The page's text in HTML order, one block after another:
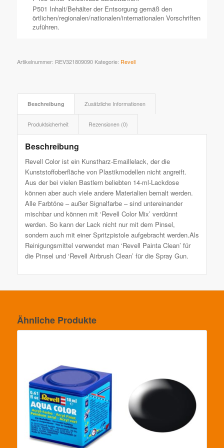
P501 Inhalt/Behälter der Entsorgung gemäß den
örtlichen/regionalen/nationalen/internationalen Vorschriften
zuführen.
Artikelnummer: REV321809090 Kategorie: Revell
Beschreibung Zusätzliche Informationen
Produktsicherheit Rezensionen (0)
Beschreibung
Revell Color ist ein Kunstharz-Emaillelack, der die
Kunststoffoberfläche von Plastikmodellen nicht angreift.
Aus der bei vielen Bastlern beliebten 14-ml-Lackdose
können aber auch viele andere Materialien bemalt werden.
Alle Farbtöne – außer Signalfarbe – sind untereinander
mischbar und können mit ‘Revell Color Mix’ verdünnt
werden. So kann der Lack nicht nur mit dem Pinsel,
sondern auch mit einer Spritzpistole aufgebracht werden.Als
Reinigungsmittel verwendet man ‘Revell Painta Clean’ für
die Pinsel und ‘Revell Airbrush Clean’ für die Spray Gun.
Ähnliche Produkte